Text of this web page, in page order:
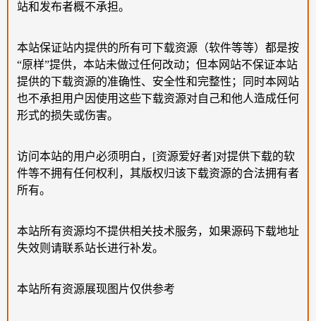
站和发布者概不承担。
本站保证站内提供的所有可下载资源（软件等等）都是按
“原样”提供，本站未做过任何改动；但本网站不保证本站
提供的下载资源的准确性、安全性和完整性；同时本网站
也不承担用户因使用这些下载资源对自己和他人造成任何
形式的损失或伤害。
访问本站的用户必须明白，[资源爱好者]对提供下载的软
件等不拥有任何权利，其版权归该下载资源的合法拥有者
所有。
本站所有资源均不提供相关技术服务，如果源码下载地址
失效则请联系站长进行补发。
本站所有资源展现图片仅供参考